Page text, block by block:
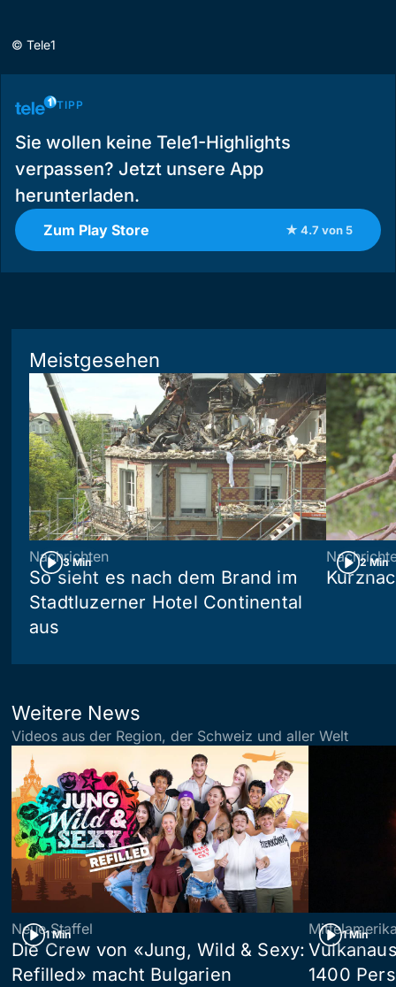
© Tele1
TIPP
Sie wollen keine Tele1-Highlights
verpassen? Jetzt unsere App
herunterladen.
Zum Play Store ★ 4.7 von 5
Meistgesehen
3 Min
Nachrichten
So sieht es nach dem Brand im
Stadtluzerner Hotel Continental
aus
2 Min
Weitere News
Videos aus der Region, der Schweiz und aller Welt
1 Min
Neue Staffel
Die Crew von «Jung, Wild & Sexy:
Refilled» macht Bulgarien
1 Min
1400